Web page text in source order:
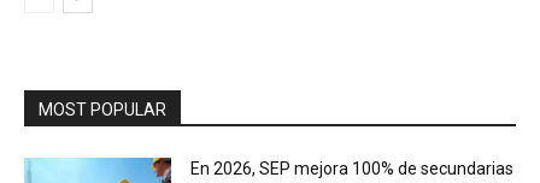
MOST POPULAR
En 2026, SEP mejora 100% de secundarias